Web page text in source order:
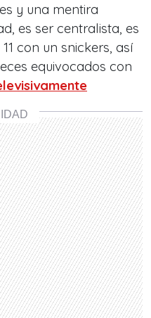
y una mentira
es ser centralista, es
con un snickers, así
equivocados con